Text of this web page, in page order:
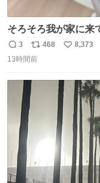
そろそろ我が家に
返
信
3
リ
ポ
ト
468
い
数
8,373
13時間前